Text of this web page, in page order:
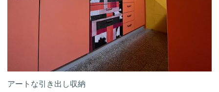
アートな引き出し収納